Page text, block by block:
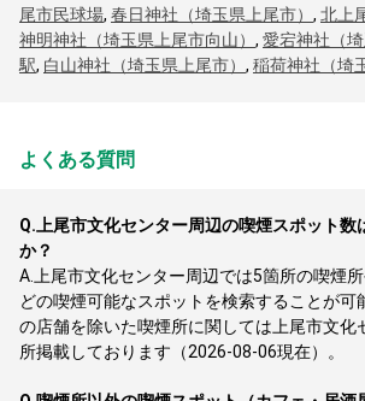
尾市民球場, 春日神社（埼玉県上尾市） , 北上
神明神社（埼玉県上尾市向山） , 愛宕神社（埼
駅, 白山神社（埼玉県上尾市） , 稲荷神社（埼
よくある質問
Q. 上尾市文化センター周辺の喫煙スポット
か？
A.
上尾市文化センター周辺では5箇所の喫煙
どの喫煙可能なスポットを検索することが可
の店舗を除いた喫煙所に関しては上尾市文化
所掲載しております（2026-08-06現在）。